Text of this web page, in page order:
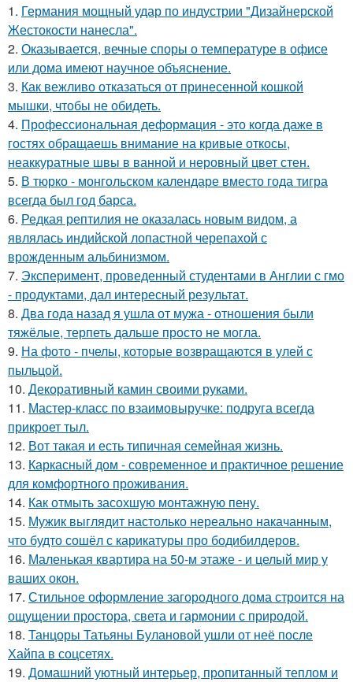
1. Германия мощный удар по индустрии "Дизайнерской
Жестокости нанесла".
2. Оказывается, вечные споры о температуре в офисе
или дома имеют научное объяснение.
3. Как вежливо отказаться от принесенной кошкой
мышки, чтобы не обидеть.
4. Профессиональная деформация - это когда даже в
гостях обращаешь внимание на кривые откосы,
неаккуратные швы в ванной и неровный цвет стен.
5. В тюрко - монгольском календаре вместо года тигра
всегда был год барса.
6. Редкая рептилия не оказалась новым видом, а
являлась индийской лопастной черепахой с
врожденным альбинизмом.
7. Эксперимент, проведенный студентами в Англии с гмо
- продуктами, дал интересный результат.
8. Два года назад я ушла от мужа - отношения были
тяжёлые, терпеть дальше просто не могла.
9. На фото - пчелы, которые возвращаются в улей с
пыльцой.
10. Декоративный камин своими руками.
11. Мастер-класс по взаимовыручке: подруга всегда
прикроет тыл.
12. Вот такая и есть типичная семейная жизнь.
13. Каркасный дом - современное и практичное решение
для комфортного проживания.
14. Как отмыть засохшую монтажную пену.
15. Мужик выглядит настолько нереально накачанным,
что будто сошёл с карикатуры про бодибилдеров.
16. Маленькая квартира на 50-м этаже - и целый мир у
ваших окон.
17. Стильное оформление загородного дома строится на
ощущении простора, света и гармонии с природой.
18. Танцоры Татьяны Булановой ушли от неё после
Хайпа в соцсетях.
19. Домашний уютный интерьер, пропитанный теплом и